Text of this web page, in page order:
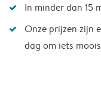
In minder dan 15
Onze prijzen zijn
dag om iets